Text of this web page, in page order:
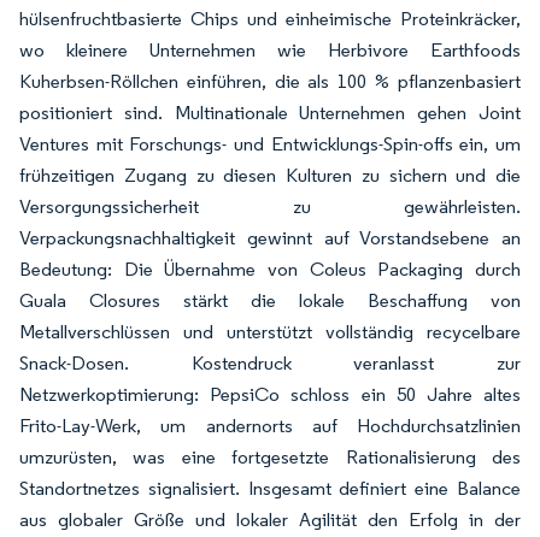
hülsenfruchtbasierte Chips und einheimische Proteinkräcker,
wo kleinere Unternehmen wie Herbivore Earthfoods
Kuherbsen-Röllchen einführen, die als 100 % pflanzenbasiert
positioniert sind. Multinationale Unternehmen gehen Joint
Ventures mit Forschungs- und Entwicklungs-Spin-offs ein, um
frühzeitigen Zugang zu diesen Kulturen zu sichern und die
Versorgungssicherheit zu gewährleisten.
Verpackungsnachhaltigkeit gewinnt auf Vorstandsebene an
Bedeutung: Die Übernahme von Coleus Packaging durch
Guala Closures stärkt die lokale Beschaffung von
Metallverschlüssen und unterstützt vollständig recycelbare
Snack-Dosen. Kostendruck veranlasst zur
Netzwerkoptimierung: PepsiCo schloss ein 50 Jahre altes
Frito-Lay-Werk, um andernorts auf Hochdurchsatzlinien
umzurüsten, was eine fortgesetzte Rationalisierung des
Standortnetzes signalisiert. Insgesamt definiert eine Balance
aus globaler Größe und lokaler Agilität den Erfolg in der